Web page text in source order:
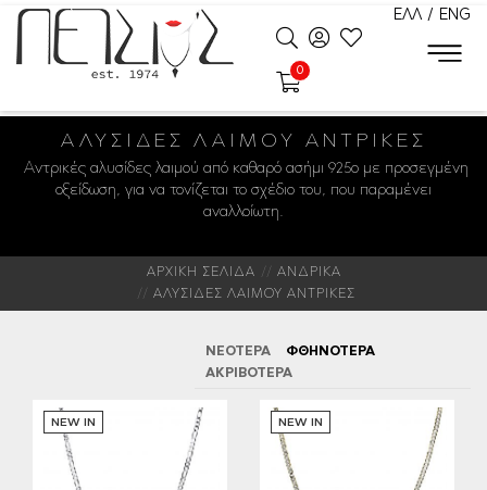
ΕΛΛ / ENG
0
ΑΛΥΣΊΔΕΣ ΛΑΙΜΟΎ ΑΝΤΡΙΚΈΣ
Αντρικές αλυσίδες λαιμού από καθαρό ασήμι 925ο με προσεγμένη
οξείδωση, για να τονίζεται το σχέδιο του, που παραμένει
αναλλοίωτη.
ΑΡΧΙΚΗ ΣΕΛΙΔΑ
ΑΝΔΡΙΚΑ
ΑΛΥΣΙΔΕΣ ΛΑΙΜΟΥ ΑΝΤΡΙΚΕΣ
ΝΕΟΤΕΡΑ
ΦΘΗΝΟΤΕΡΑ
ΑΚΡΙΒΟΤΕΡΑ
NEW IN NEW IN